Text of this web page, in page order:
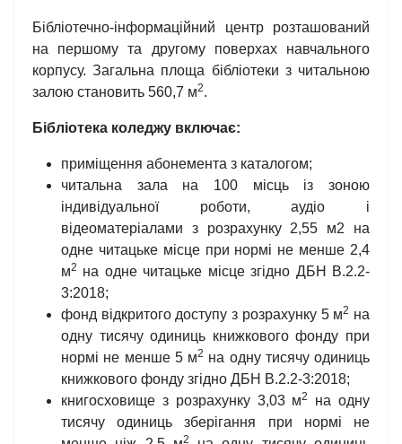
Бібліотечно-інформаційний центр розташований
на першому та другому поверхах навчального
корпусу. Загальна площа бібліотеки з читальною
залою становить 560,7 м2.
Бібліотека коледжу включає:
приміщення абонемента з каталогом;
читальна зала на 100 місць із зоною
індивідуальної роботи, аудіо і
відеоматеріалами з розрахунку 2,55 м2 на
одне читацьке місце при нормі не менше 2,4
м2 на одне читацьке місце згідно ДБН В.2.2-
3:2018;
фонд відкритого доступу з розрахунку 5 м2 на
одну тисячу одиниць книжкового фонду при
нормі не менше 5 м2 на одну тисячу одиниць
книжкового фонду згідно ДБН В.2.2-3:2018;
книгосховище з розрахунку 3,03 м2
на одну
тисячу одиниць зберігання при нормі не
2